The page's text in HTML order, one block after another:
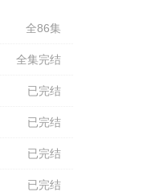
全86集
全集完结
已完结
已完结
已完结
已完结